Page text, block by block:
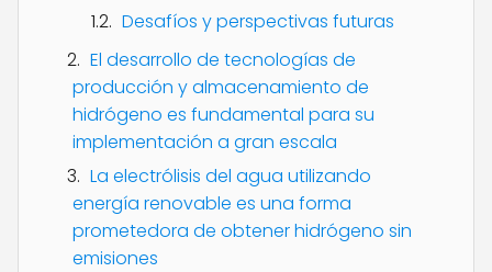
Desafíos y perspectivas futuras
El desarrollo de tecnologías de
producción y almacenamiento de
hidrógeno es fundamental para su
implementación a gran escala
La electrólisis del agua utilizando
energía renovable es una forma
prometedora de obtener hidrógeno sin
emisiones